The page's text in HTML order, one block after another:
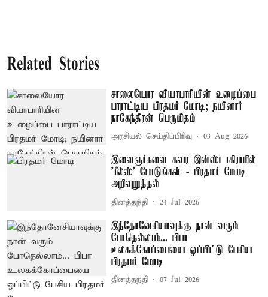
Related Stories
சாலையோர வியாபாரியின் உழைப்பை
பாராட்டிய பிரதமர் மோடி; நயினார்
நாகேந்திரன் பெருமிதம்
அரசியல் செய்திப்பிரிவு 03 Aug 2026
இளைஞர்களை கவர இன்ஸ்டாகிராமில்
'ரீல்ஸ்' போடுங்கள் - பிரதமர் மோடி
அறிவுறுத்தல்
தினத்தந்தி 24 Jul 2026
இந்தோனேசியாவுக்கு நான் வரும்
போதெல்லாம்... பிபா
உலகக்கோப்பையை ஒப்பிட்டு பேசிய
பிரதமர் மோடி
தினத்தந்தி 07 Jul 2026